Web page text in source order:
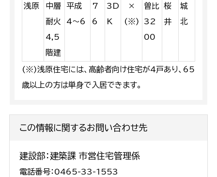
浅原
中層
耐火
4,5
階建
平成
4〜6
7
6
3D
K
×
(※)
曽比
32
00
桜
井
城
北
(※)浅原住宅には、高齢者向け住宅が4戸あり、65
歳以上の方は単身で入居できます。
この情報に関するお問い合わせ先
建設部：建築課 市営住宅管理係
電話番号：0465-33-1553